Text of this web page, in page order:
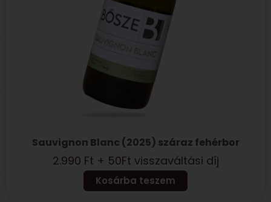
Sauvignon Blanc (2025) száraz fehérbor
2.990 Ft + 50Ft visszaváltási díj
Kosárba teszem